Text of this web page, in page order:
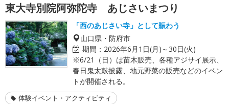
東大寺別院阿弥陀寺 あじさいまつり
「西のあじさい寺」として賑わう
山口県・防府市
期間： 2026年6月1日(月)～30日(火)
※6/21（日）は苗木販売、各種アジサイ展示、
春日鬼太鼓披露、地元野菜の販売などのイベン
トが開催される。
体験イベント・アクティビティ